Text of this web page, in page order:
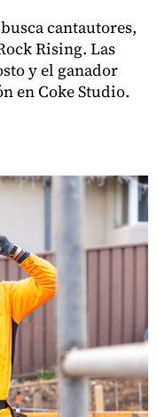
cantautores,
Rising. Las
y el ganador
en Coke Studio.